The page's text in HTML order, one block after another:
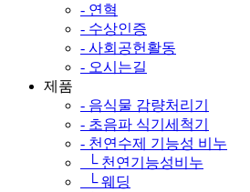
- 연혁
- 수상인증
- 사회공헌활동
- 오시는길
제품
- 음식물 감량처리기
- 초음파 식기세척기
- 천연수제 기능성 비누
└ 천연기능성비누
└ 웨딩